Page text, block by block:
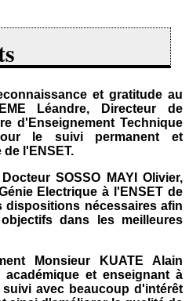
et gratitude au
Léandre, Directeur de
d'Enseignement Technique
le suivi permanent et
l'ENSET.
SOSSO MAYI Olivier,
Electrique à l'ENSET de
dispositions nécessaires afin
dans les meilleures
Monsieur KUATE Alain
académique et enseignant à
suivi avec beaucoup d'intérêt